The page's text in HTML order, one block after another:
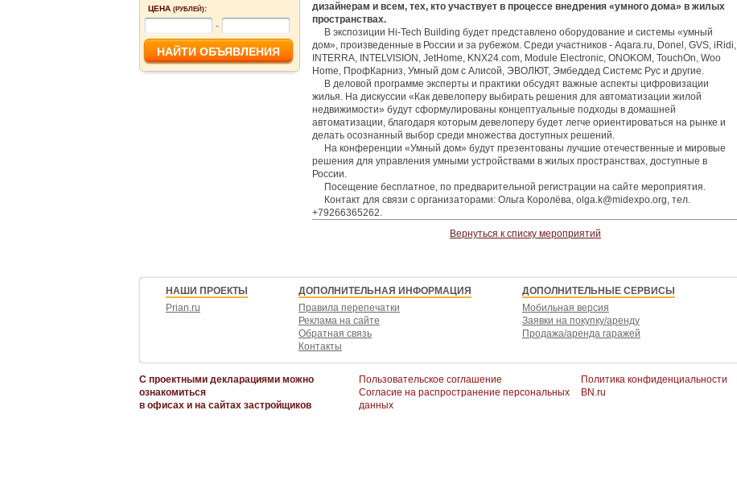
ЦЕНА (РУБЛЕЙ):
-
дизайнерам и всем, тех, кто участвует в процессе внедрения «умного дома» в жилых
пространствах.
В экспозиции Hi-Tech Building будет представлено оборудование и системы «умный
дом», произведенные в России и за рубежом. Среди участников - Aqara.ru, Donel, GVS, iRidi,
INTERRA, INTELVISION, JetHome, KNX24.com, Module Electronic, ONOKOM, TouchOn, Woo
Home, ПрофКарниз, Умный дом с Алисой, ЭВОЛЮТ, Эмбеддед Системс Рус и другие.
В деловой программе эксперты и практики обсудят важные аспекты цифровизации
жилья. На дискуссии «Как девелоперу выбирать решения для автоматизации жилой
недвижимости» будут сформулированы концептуальные подходы в домашней
автоматизации, благодаря которым девелоперу будет легче ориентироваться на рынке и
делать осознанный выбор среди множества доступных решений.
На конференции «Умный дом» будут презентованы лучшие отечественные и мировые
решения для управления умными устройствами в жилых пространствах, доступные в
России.
Посещение бесплатное, по предварительной регистрации на сайте мероприятия.
Контакт для связи с организаторами: Ольга Королёва, olga.k@midexpo.org, тел.
+79266365262.
Вернуться к списку мероприятий
НАШИ ПРОЕКТЫ
Prian.ru
ДОПОЛНИТЕЛЬНАЯ ИНФОРМАЦИЯ
Правила перепечатки
Реклама на сайте
Обратная связь
Контакты
ДОПОЛНИТЕЛЬНЫЕ СЕРВИСЫ
Мобильная версия
Заявки на покупку/аренду
Продажа/аренда гаражей
С проектными декларациями можно
ознакомиться
в офисах и на сайтах застройщиков
Пользовательское соглашение
Согласие на распространение персональных
данных
Политика конфиденциальности
BN.ru